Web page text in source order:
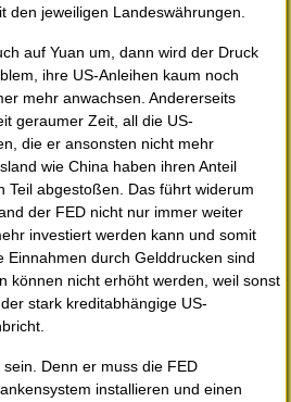
den jeweiligen Landeswährungen.
auf Yuan um, dann wird der Druck
ihre US-Anleihen kaum noch
mehr anwachsen. Andererseits
geraumer Zeit, all die US-
die er ansonsten nicht mehr
wie China haben ihren Anteil
Teil abgestoßen. Das führt widerum
der FED nicht nur immer weiter
investiert werden kann und somit
Einnahmen durch Gelddrucken sind
können nicht erhöht werden, weil sonst
stark kreditabhängige US-
Denn er muss die FED
installieren und einen